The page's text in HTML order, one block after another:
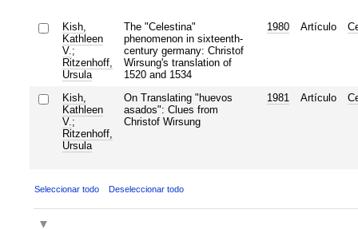
Kish,
Kathleen
V. ;
Ritzenhoff,
Ursula
The "Celestina"
phenomenon in sixteenth-
century germany: Christof
Wirsung's translation of
1520 and 1534
1980 Artículo
Kish,
Kathleen
V. ;
Ritzenhoff,
Ursula
On Translating "huevos
asados": Clues from
Christof Wirsung
1981 Artículo
Seleccionar todo Deseleccionar todo